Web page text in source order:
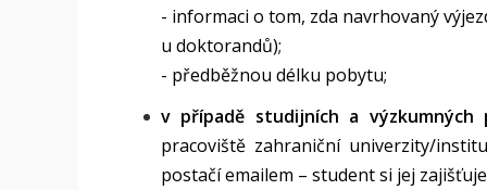
- informaci o tom, zda navrhovaný
u doktorandů);
- předběžnou délku pobytu;
v případě studijních a
pracoviště zahraniční univerzity/
postačí emailem – student si jej